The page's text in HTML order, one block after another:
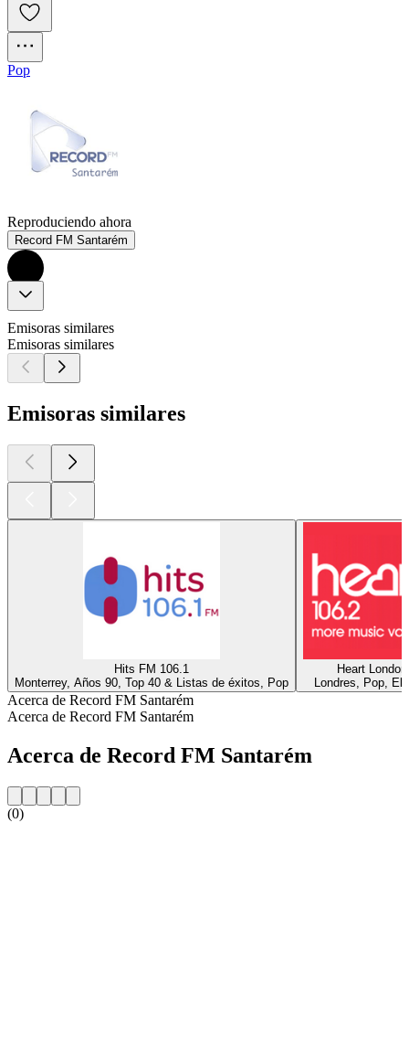
Pop
Reproduciendo ahora
Record FM Santarém
Emisoras similares
Emisoras similares
Emisoras similares
Hits FM 106.1
Monterrey, Años 90, Top 40 & Listas de éxitos, Pop
Heart London
Londres, Pop,
Acerca de Record FM Santarém
Acerca de Record FM Santarém
Acerca de Record FM Santarém
(0)